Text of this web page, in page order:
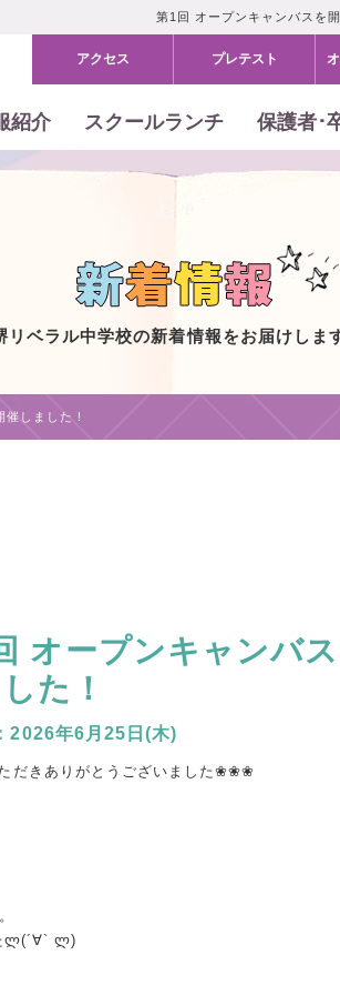
第1回 オープンキャンバスを
アクセス プレテスト
紹介 スクールランチ 保護者･
リベラル中学校の新着情報をお届けしま
しました！
オープンキャンバ
た！
2026年6月25日(木)
だきありがとうございました❀❀❀
ლ(´∀` ლ)